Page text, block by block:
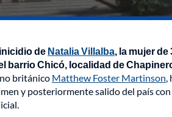
de Natalia Villalba, la mujer de
barrio Chicó, localidad de
británico Matthew Foster Martinson,
y posteriormente salido del país con